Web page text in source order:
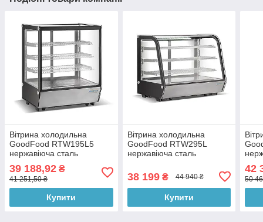
Вітрина холодильна
GoodFood RTW195L5
нержавіюча сталь
39 188,92 ₴
41 251,50 ₴
Купити
Вітрина холодильна
GoodFood RTW295L
нержавіюча сталь
38 199₴ 44 940 ₴
Купити
42
50